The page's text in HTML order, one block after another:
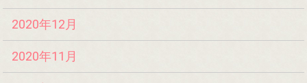
2020年12月
2020年11月